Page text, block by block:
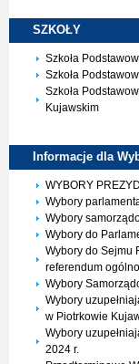
SZKOŁY
Szkoła
Szkoła
Szkoła
Kujawskim
Informacje dla
WYBORY
Wybory
Wybory
Wybory do
Wybory do Sejmu
referendum
Wybory
Wybory
w Piotrkowie
Wybory
2024 r.